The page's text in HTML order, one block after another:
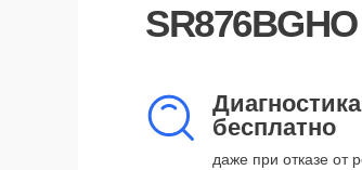
SR876BGHO
Диагностика
бесплатно
даже при отказе от